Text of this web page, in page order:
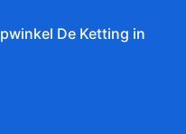
De Ketting in